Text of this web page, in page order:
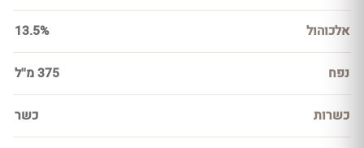
אלכוהול 13.5%
נפח 375 מ''ל
כשרות כשר